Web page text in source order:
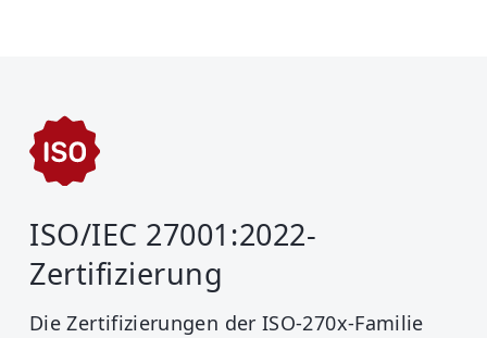
ISO/IEC 27001:2022-
Zertifizierung
Die Zertifizierungen der ISO-270x-Familie